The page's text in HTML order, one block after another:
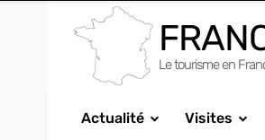
Le tourisme en
Actualité Visites